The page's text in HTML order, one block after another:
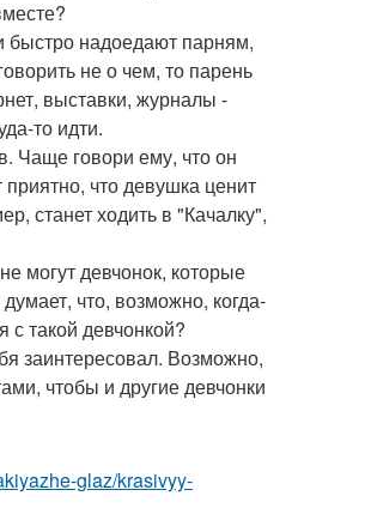
быстро надоедают парням,
не о чем, то парень
выставки, журналы -
то идти.
Чаще говори ему, что он
что девушка ценит
станет ходить в "Качалку",
могут девчонок, которые
что, возможно, когда-
с такой девчонкой?
заинтересовал. Возможно,
чтобы и другие девчонки
glaz/krasivyy-